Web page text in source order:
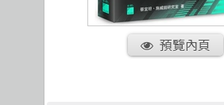
預覽內頁